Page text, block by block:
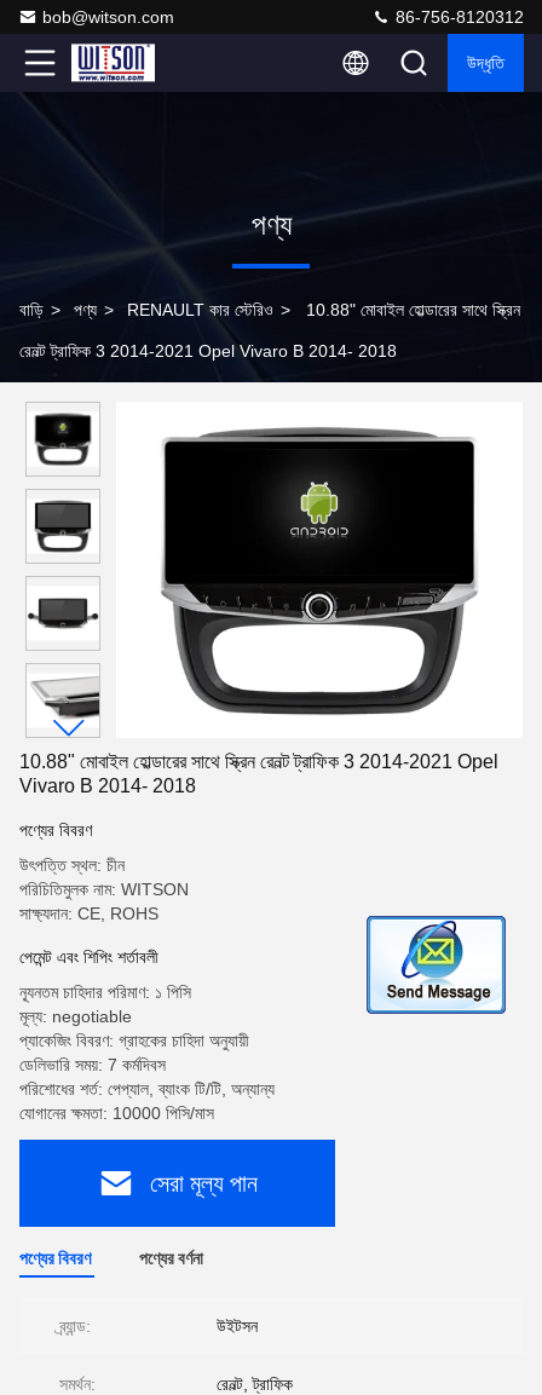
bob@witson.com 86-756-8120312
উদ্ধৃতি
পণ্য
বাড়ি > পণ্য > RENAULT কার স্টেরিও > 10.88" মোবাইল হোল্ডারের সাথে স্ক্রিন
রেনল্ট ট্রাফিক 3 2014-2021 Opel Vivaro B 2014- 2018
10.88" মোবাইল হোল্ডারের সাথে স্ক্রিন রেনল্ট ট্রাফিক 3 2014-2021 Opel
Vivaro B 2014- 2018
পণ্যের বিবরণ
উৎপত্তি স্থল: চীন
পরিচিতিমুলক নাম: WITSON
সাক্ষ্যদান: CE, ROHS
পেমেন্ট এবং শিপিং শর্তাবলী
ন্যূনতম চাহিদার পরিমাণ: ১ পিসি
মূল্য: negotiable
প্যাকেজিং বিবরণ: গ্রাহকের চাহিদা অনুযায়ী
ডেলিভারি সময়: 7 কর্মদিবস
পরিশোধের শর্ত: পেপ্যাল, ব্যাংক টি/টি, অন্যান্য
যোগানের ক্ষমতা: 10000 পিসি/মাস
সেরা মূল্য পান
পণ্যের বিবরণ পণ্যের বর্ণনা
ব্র্যান্ড: উইটসন
সমর্থন: রেনল্ট, ট্রাফিক